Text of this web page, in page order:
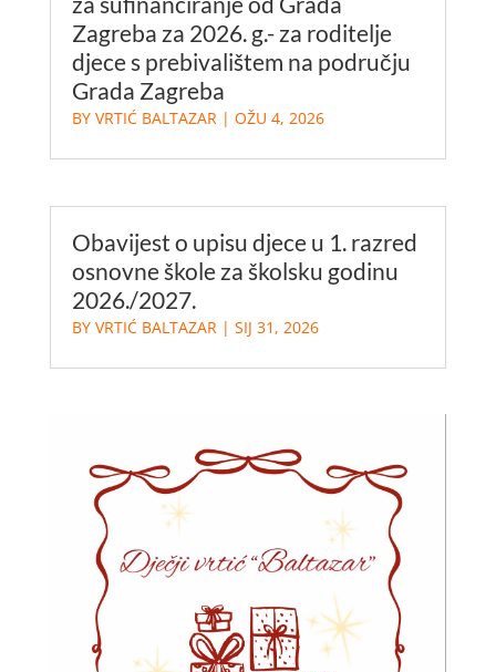
Zagreba za 2026. g.- za roditelje
djece s prebivalištem na području
Grada Zagreba
BY VRTIĆ BALTAZAR| OŽU 4, 2026
Obavijest o upisu djece u 1. razred
osnovne škole za školsku godinu
2026./2027.
BY VRTIĆ BALTAZAR | SIJ 31, 2026